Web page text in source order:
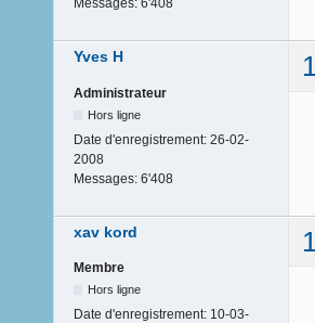
Messages: 6'408
Yves H
Administrateur
Hors ligne
Date d'enregistrement: 26-02-
2008
Messages: 6'408
xav kord
Membre
Hors ligne
Date d'enregistrement: 10-03-